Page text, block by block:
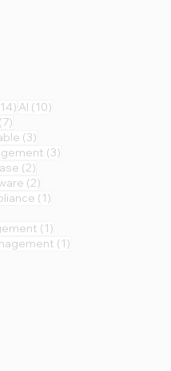
14 indlæg
AI (10)
(7)
(3)
(3)
(2)
(2)
(1)
(1)
(1)